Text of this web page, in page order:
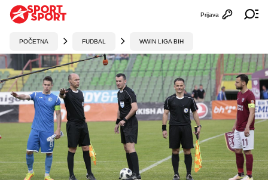
Otvori
Prijava
POČETNA FUDBAL WWIN LIGA BIH